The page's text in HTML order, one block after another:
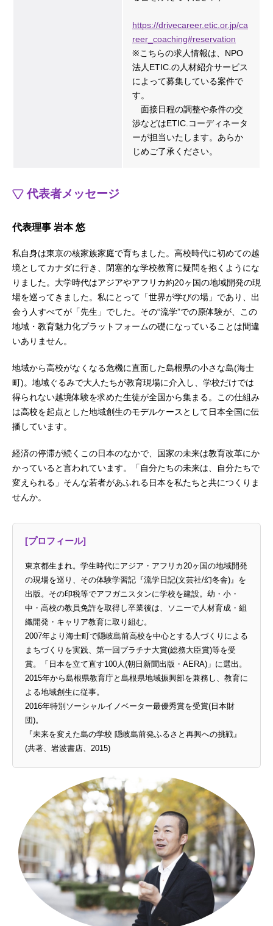
https://drivecareer.etic.or.jp/ca
reer_coaching#reservation
※こちらの求人情報は、NPO
法人ETIC.の人材紹介サービス
によって募集している案件で
す。
面接日程の調整や条件の交
渉などはETIC.コーディネータ
ーが担当いたします。あらか
じめご了承ください。
代表者メッセージ
代表理事 岩本 悠
私自身は東京の核家族家庭で育ちました。高校時代に初めての越
境としてカナダに行き、閉塞的な学校教育に疑問を抱くようにな
りました。大学時代はアジアやアフリカ約20ヶ国の地域開発の現
場を巡ってきました。私にとって「世界が学びの場」であり、出
会う人すべてが「先生」でした。その“流学”での原体験が、この
地域・教育魅力化プラットフォームの礎になっていることは間違
いありません。
地域から高校がなくなる危機に直面した島根県の小さな島(海士
町)。地域ぐるみで大人たちが教育現場に介入し、学校だけでは
得られない越境体験を求めた生徒が全国から集まる。この仕組み
は高校を起点とした地域創生のモデルケースとして日本全国に伝
播しています。
経済の停滞が続くこの日本のなかで、国家の未来は教育改革にか
かっていると言われています。「自分たちの未来は、自分たちで
変えられる」そんな若者があふれる日本を私たちと共につくりま
せんか。
[プロフィール]
東京都生まれ。学生時代にアジア・アフリカ20ヶ国の地域開発
の現場を巡り、その体験学習記『流学日記(文芸社/幻冬舎)』を
出版。その印税等でアフガニスタンに学校を建設。幼・小・
中・高校の教員免許を取得し卒業後は、ソニーで人材育成・組
織開発・キャリア教育に取り組む。
2007年より海士町で隠岐島前高校を中心とする人づくりによる
まちづくりを実践、第一回プラチナ大賞(総務大臣賞)等を受
賞。「日本を立て直す100人(朝日新聞出版・AERA)」に選出。
2015年から島根県教育庁と島根県地域振興部を兼務し、教育に
よる地域創生に従事。
2016年特別ソーシャルイノベーター最優秀賞を受賞(日本財
団)。
『未来を変えた島の学校 隠岐島前発ふるさと再興への挑戦』
(共著、岩波書店、2015)